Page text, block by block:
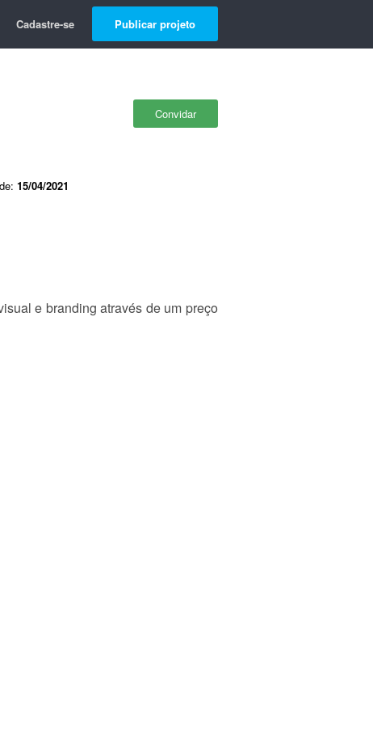
Cadastre-se Publicar projeto
Convidar
15/04/2021
e branding através de um preço